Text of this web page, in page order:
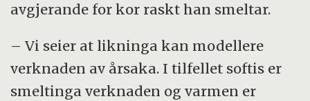
avgjerande for kor raskt han smeltar.
– Vi seier at likninga kan modellere
verknaden av årsaka. I tilfellet softis er
smeltinga verknaden og varmen er